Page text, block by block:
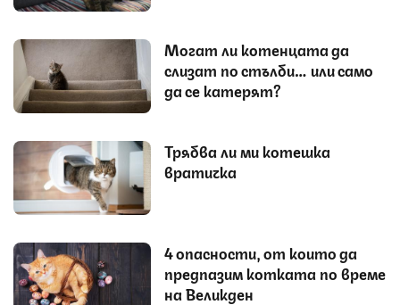
Могат ли котенцата да
слизат по стълби… или само
да се катерят?
Трябва ли ми котешка
вратичка
4 опасности, от които да
предпазим котката по време
на Великден